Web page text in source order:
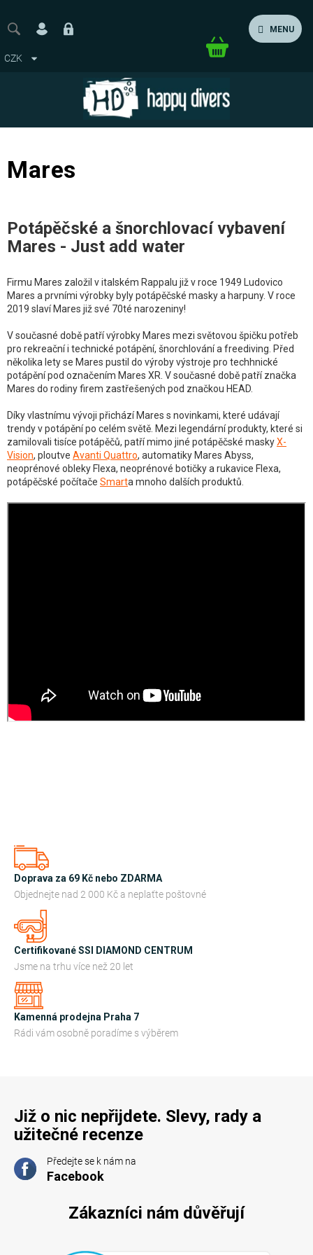
obsah
MENU
CZK
Nákupní
Mares
Potápěčské a šnorchlovací vybavení
Mares - Just add water
Firmu Mares založil v italském Rappalu již v roce 1949 Ludovico
Mares a prvními výrobky byly potápěčské masky a harpuny. V roce
2019 slaví Mares již své 70té narozeniny!
V současné době patří výrobky Mares mezi světovou špičku potřeb
pro rekreační i technické potápění, šnorchlování a freediving. Před
několika lety se Mares pustil do výroby výstroje pro techhnické
potápění pod označením Mares XR. V současné době patří značka
Mares do rodiny firem zastřešených pod značkou HEAD.
Díky vlastnímu vývoji přichází Mares s novinkami, které udávají
trendy v potápění po celém světě. Mezi legendární produkty, které si
zamilovali tisíce potápěčů, patří mimo jiné potápěčské maskyX-
Vision, ploutve Avanti Quattro, automatiky Mares Abyss,
neoprénové obleky Flexa, neoprénové botičky a rukavice Flexa,
potápěčské počítače Smarta mnoho dalších produktů.
Doprava za 69 Kč nebo ZDARMA
Objednejte nad 2 000 Kč a neplaťte poštovné
Certifikované SSI DIAMOND CENTRUM
Jsme na trhu více než 20 let
Kamenná prodejna Praha 7
Rádi vám osobně poradíme s výběrem
Již o nic nepřijdete. Slevy, rady a
užitečné recenze
Předejte se k nám na
Facebook
Zákazníci nám důvěřují